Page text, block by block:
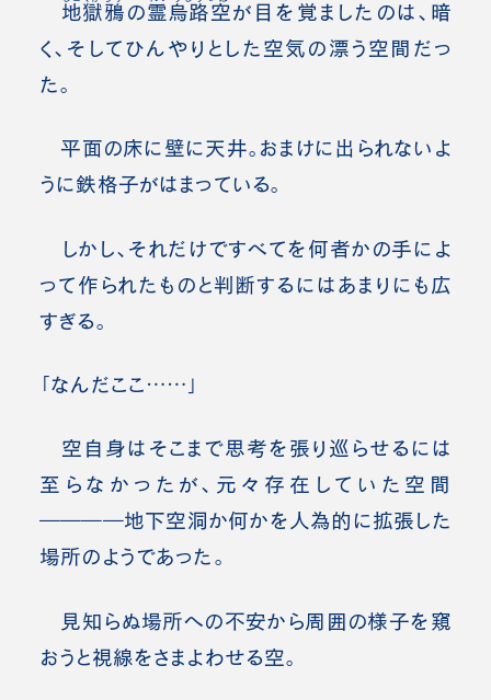
地獄鴉 の霊烏路空が目を覚ましたのは、暗
く、そしてひんやりとした空気の漂う空間だっ
た。
平面の床に壁に天井。おまけに出られないよ
うに鉄格子がはまっている。
しかし、それだけですべてを何者かの手によ
って作られたものと判断するにはあまりにも広
すぎる。
「なんだここ……」
空自身はそこまで思考を張り巡らせるには
至らなかったが、元々存在していた空間
――――地下空洞か何かを人為的に拡張した
場所のようであった。
見知らぬ場所への不安から周囲の様子を窺
おうと視線をさまよわせる空。